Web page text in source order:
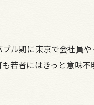
ル期に東京で会社員
若者にはきっと意味不